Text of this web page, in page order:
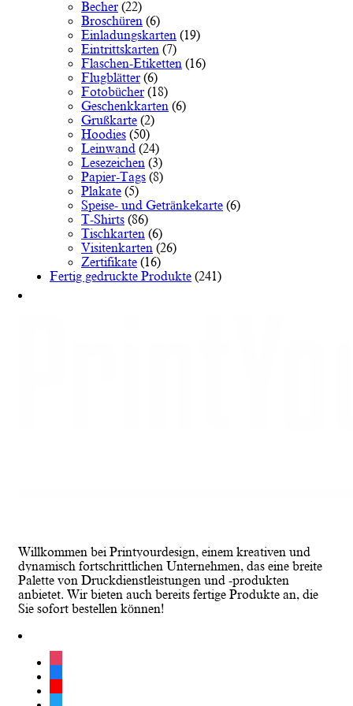
auf
der
Produktseite
gewählt
werden
Becher (22)
Broschüren (6)
Einladungskarten (19)
Eintrittskarten (7)
Flaschen-Etiketten (16)
Flugblätter (6)
Fotobücher (18)
Geschenkkarten (6)
Grußkarte (2)
Hoodies (50)
Leinwand (24)
Lesezeichen (3)
Papier-Tags (8)
Plakate (5)
Speise- und Getränkekarte (6)
T-Shirts (86)
Tischkarten (6)
Visitenkarten (26)
Zertifikate (16)
Fertig gedruckte Produkte (241)
Willkommen bei Printyourdesign, einem kreativen und
dynamisch fortschrittlichen Unternehmen, das eine breite
Palette von Druckdienstleistungen und -produkten
anbietet. Wir bieten auch bereits fertige Produkte an, die
Sie sofort bestellen können!
instagram
facebook
youtube